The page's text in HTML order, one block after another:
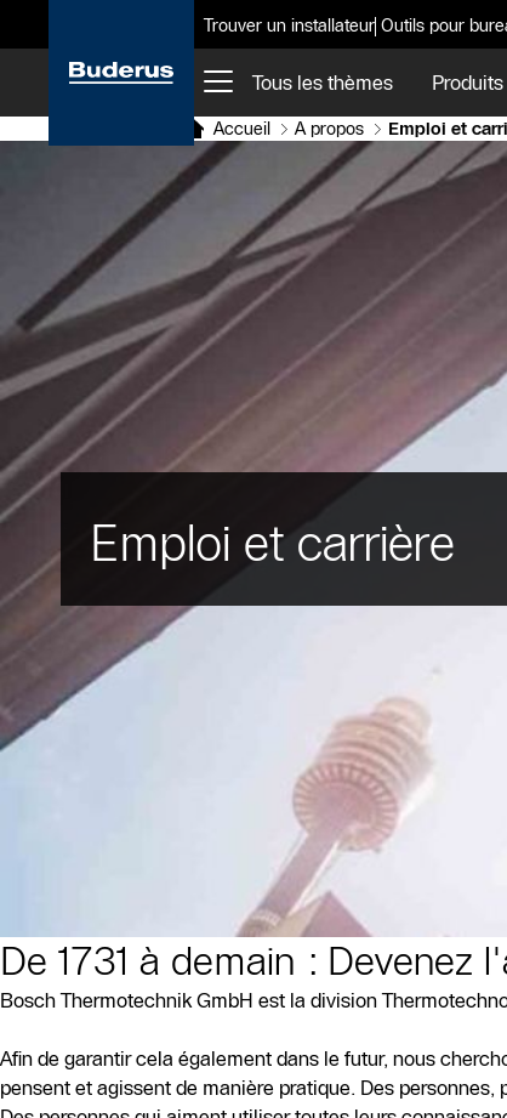
Trouver un installateur Outils pour
Tous les thèmes Produits
Accueil A propos Emploi et
Emploi et carrière
De 1731 à demain : Devenez
Bosch Thermotechnik GmbH est la division
Afin de garantir cela également dans le futur, nous
pensent et agissent de manière pratique. Des